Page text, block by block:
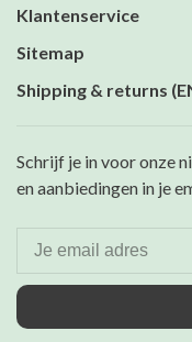
Klantenservice
Sitemap
Shipping & returns
Schrijf je in voor onze
en aanbiedingen in je